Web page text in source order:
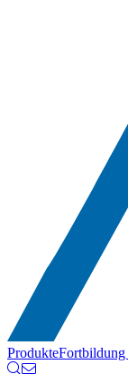
ProdukteFortbildung